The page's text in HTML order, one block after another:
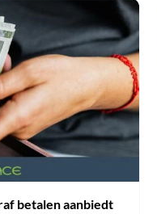
betalen aanbiedt